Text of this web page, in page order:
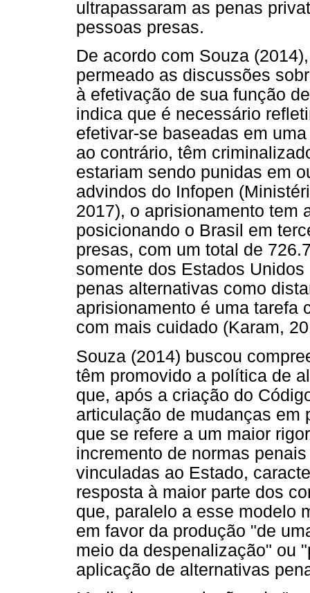
ultrapassaram as penas
pessoas presas.
De acordo com Souza
permeado as discussões
à efetivação de sua função
indica que é necessário
efetivar-se baseadas em
ao contrário, têm
estariam sendo punidas em
advindos do Infopen
2017), o aprisionamento tem
posicionando o Brasil em
presas, com um total de
somente dos Estados
penas alternativas como
aprisionamento é uma tarefa
com mais cuidado (Karam,
Souza (2014) buscou
têm promovido a política de
que, após a criação do
articulação de mudanças em
que se refere a um maior
incremento de normas
vinculadas ao Estado,
resposta à maior parte dos
que, paralelo a esse modelo
em favor da produção "de
meio da despenalização" ou
aplicação de alternativas